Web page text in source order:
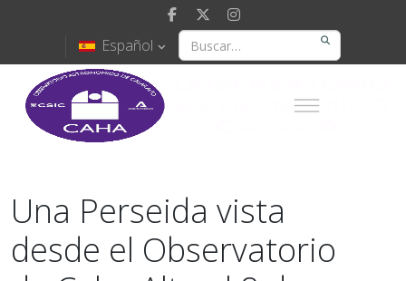
Español
Una Perseida vista
desde el Observatorio